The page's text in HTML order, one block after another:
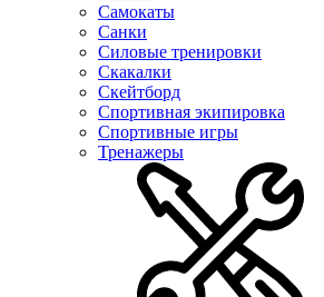
Самокаты
Санки
Силовые тренировки
Скакалки
Скейтборд
Спортивная экипировка
Спортивные игры
Тренажеры